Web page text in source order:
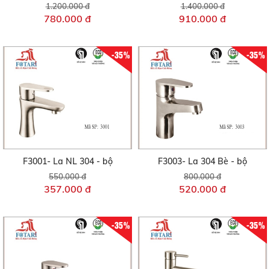
1.200.000 đ
780.000 đ
1.400.000 đ
910.000 đ
-35%
F3001- La NL 304 - bộ
550.000 đ
357.000 đ
-35%
F3003- La 304 Bè - bộ
800.000 đ
520.000 đ
-35% -35%